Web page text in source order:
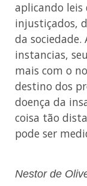
aplicando leis
injustiçados,
da sociedade.
instancias,
mais com o
destino dos
doença da
coisa tão
pode ser
Nestor de